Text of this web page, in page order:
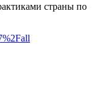
страны по